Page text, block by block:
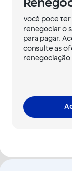
Você pode
renegociar o
para pagar.
consulte as
renegociação